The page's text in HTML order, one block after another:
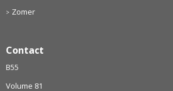
Zomer
Contact
B55
Volume 81